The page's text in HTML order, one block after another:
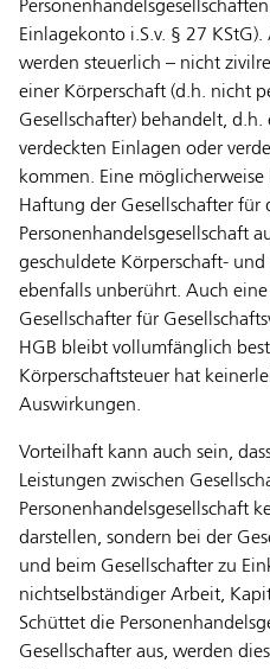
Einlagekonto i.S.v. § 27
werden steuerlich – nicht
einer Körperschaft (d.h. nicht
Gesellschafter) behandelt, d.h.
verdeckten Einlagen oder
kommen. Eine
Haftung der Gesellschafter für
Personenhandelsgesellschaft
geschuldete Körperschaft-
ebenfalls unberührt. Auch
Gesellschafter für
HGB bleibt vollumfänglich
Körperschaftsteuer hat
Auswirkungen.
Vorteilhaft kann auch sein,
Leistungen zwischen
Personenhandelsgesellschaft
darstellen, sondern bei der
und beim Gesellschafter zu
nichtselbständiger Arbeit,
Schüttet die
Gesellschafter aus, werden